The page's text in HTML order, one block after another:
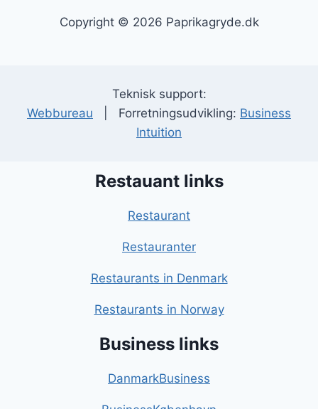
Copyright © 2026 Paprikagryde.dk
Teknisk support:
Webbureau | Forretningsudvikling: Business
Intuition
Restauant links
Restaurant
Restauranter
Restaurants in Denmark
Restaurants in Norway
Business links
DanmarkBusiness